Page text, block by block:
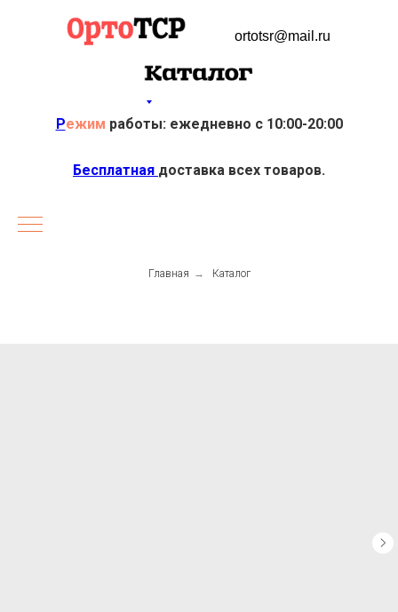
ortotsr@mail.ru
Режим работы: ежедневно с 10:00-20:00
Бесплатная доставка всех товаров.
Главная → Каталог